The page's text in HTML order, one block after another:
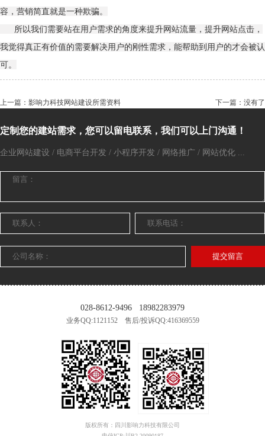
容，营销简直就是一种欺骗。
所以我们需要站在用户需求的角度来提升网站流量，提升网站点击，
我觉得真正有价值的需要解决用户的刚性需求，能帮助到用户的才会被认
可。
上一篇：影响力科技网站建设所需资料 下一篇：没有了
定制您的建站需求，您可以留电联系，我们可以上门沟通！
企业网站建设 / 电商平台开发 / 小程序开发 / 网络推广 / 网站优化 ...
提交留言
028-8612-9496 18982283979
业务QQ:1121152 售后/投诉QQ:416369559
版权所有：四川影响力科技有限公司